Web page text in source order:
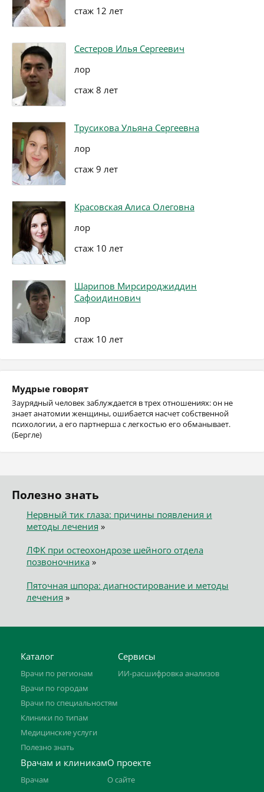
стаж 12 лет
Сестеров Илья Сергеевич
лор
стаж 8 лет
Трусикова Ульяна Сергеевна
лор
стаж 9 лет
Красовская Алиса Олеговна
лор
стаж 10 лет
Шарипов Мирсироджиддин
Сафоидинович
лор
стаж 10 лет
Мудрые говорят
Заурядный человек заблуждается в трех отношениях: он не
знает анатомии женщины, ошибается насчет собственной
психологии, а его партнерша с легкостью его обманывает.
(Бергле)
Полезно знать
Нервный тик глаза: причины появления и
методы лечения »
ЛФК при остеохондрозе шейного отдела
позвоночника»
Пяточная шпора: диагностирование и методы
лечения »
Каталог
Врачи по регионам
Врачи по городам
Врачи по специальностям
Клиники по типам
Медицинские услуги
Полезно знать
Сервисы
ИИ-расшифровка анализов
Врачам и клиникам
Врачам
О проекте
О сайте